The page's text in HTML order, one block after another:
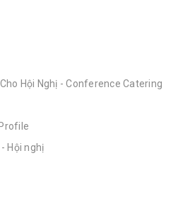
Hội Nghị - Conference Catering
Hội nghị